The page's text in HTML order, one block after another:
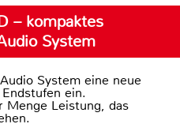
– kompaktes
System
System eine neue
ein.
Menge Leistung, das